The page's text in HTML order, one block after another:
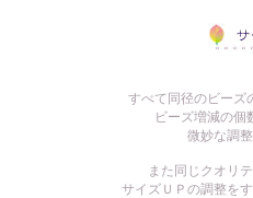
すべて同径のビーズ
ビーズ増減の個
微妙な調
また同じクオリ
サイズＵＰの調整を